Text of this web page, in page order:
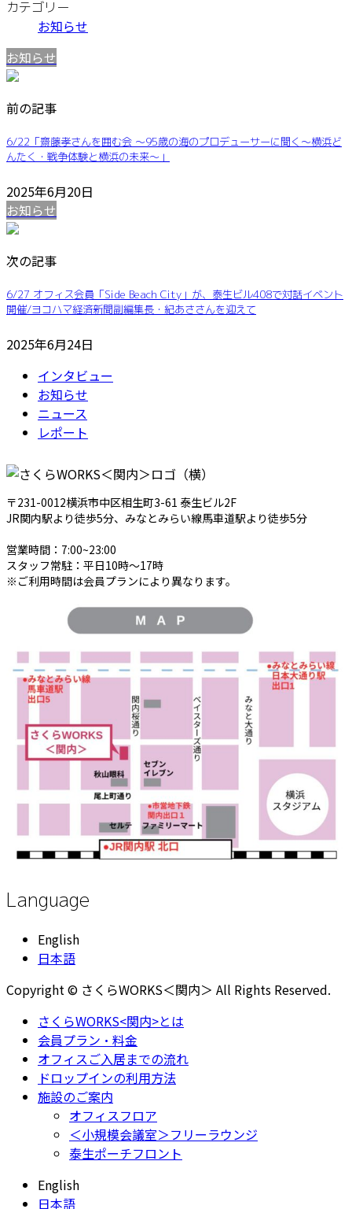
カテゴリー
お知らせ
お知らせ
前の記事
6/22「齋藤孝さんを囲む会 ～95歳の海のプロデューサーに聞く〜横浜ど
んたく・戦争体験と横浜の未来～」
2025年6月20日
お知らせ
次の記事
6/27 オフィス会員「Side Beach City」が、泰生ビル408で対話イベント
開催/ヨコハマ経済新聞副編集長・紀あささんを迎えて
2025年6月24日
インタビュー
お知らせ
ニュース
レポート
〒231-0012横浜市中区相生町3-61 泰生ビル2F
JR関内駅より徒歩5分、みなとみらい線馬車道駅より徒歩5分
営業時間：7:00~23:00
スタッフ常駐：平日10時～17時
※ご利用時間は会員プランにより異なります。
Language
English
日本語
Copyright © さくらWORKS＜関内＞ All Rights Reserved.
さくらWORKS<関内>とは
会員プラン・料金
オフィスご入居までの流れ
ドロップインの利用方法
施設のご案内
オフィスフロア
＜小規模会議室＞フリーラウンジ
泰生ポーチフロント
English
日本語